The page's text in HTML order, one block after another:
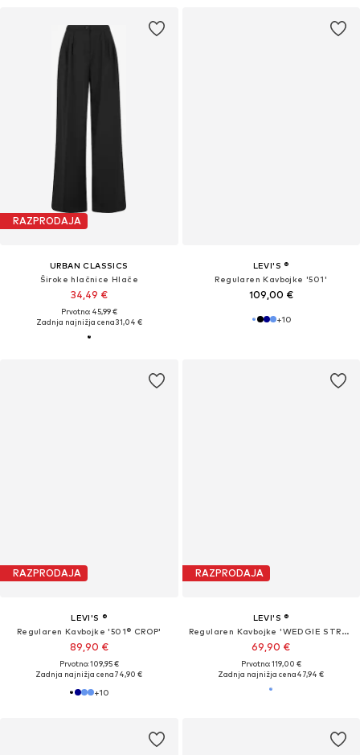
RAZPRODAJA
URBAN CLASSICS
Široke hlačnice Hlače
34,49 €
Prvotno: 45,99 €
Zadnja najnižja cena31,04 €
LEVI'S ®
Regularen Kavbojke '501'
109,00 €
+10
RAZPRODAJA
LEVI'S ®
Regularen Kavbojke '501® CROP'
89,90 €
Prvotno: 109,95 €
Zadnja najnižja cena74,90 €
+10
RAZPRODAJA
LEVI'S ®
Regularen Kavbojke 'WEDGIE STRAIGHT'
69,90 €
Prvotno: 119,00 €
Zadnja najnižja cena47,94 €